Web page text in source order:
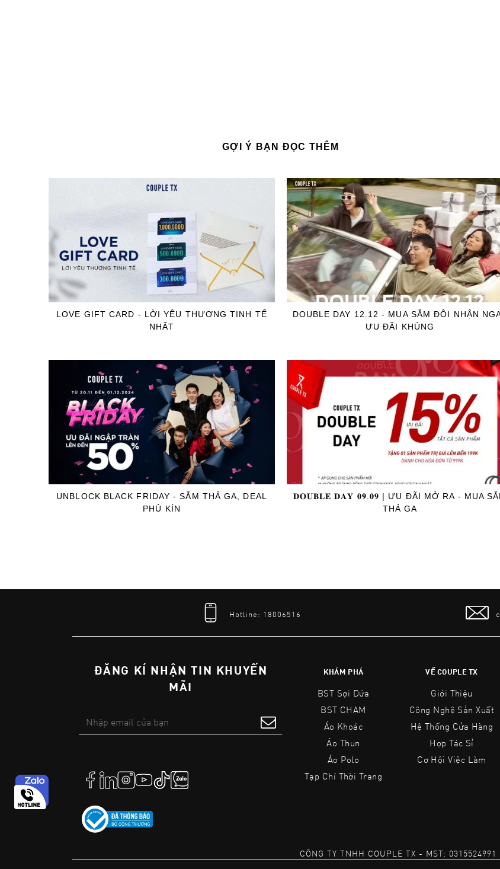
GỢI Ý BẠN ĐỌC THÊM
LOVE GIFT CARD - LỜI YÊU THƯƠNG TINH TẾ
NHẤT
DOUBLE DAY 12.12 - MUA SẮM ĐÔI NHẬN
ƯU ĐÃI KHỦNG
UNBLOCK BLACK FRIDAY - SẮM THẢ GA, DEAL
PHỦ KÍN
𝐃𝐎𝐔𝐁𝐋𝐄 𝐃𝐀𝐘 𝟎𝟗.𝟎𝟗 | ƯU ĐÃI MỞ RA - MUA
THẢ GA
Hotline: 18006516
ĐĂNG KÍ NHẬN TIN KHUYẾN
MÃI
KHÁM PHÁ
BST Sợi Dứa
BST CHẠM
Áo Khoác
Áo Thun
Áo Polo
Tạp Chí Thời Trang
VỀ COUPLE TX
Giới Thiệu
Công Nghệ Sản Xuất
Hệ Thống Cửa Hàng
Hợp Tác Sỉ
Cơ Hội Việc Làm
CÔNG TY TNHH COUPLE TX - MST: 0315524991